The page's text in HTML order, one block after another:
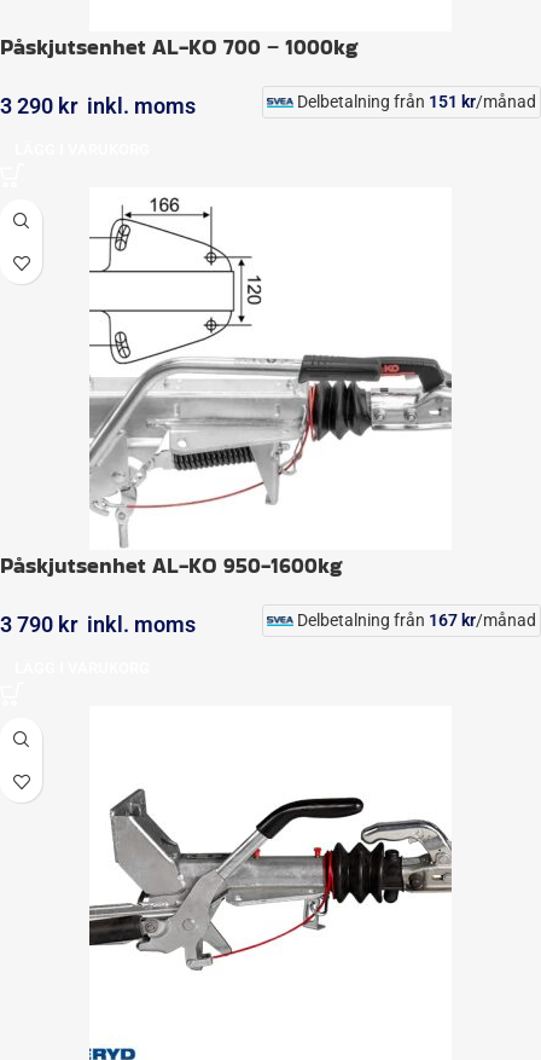
Påskjutsenhet AL-KO 700 – 1000kg
3 290 kr inkl. moms Delbetalning från 151 kr/månad
Påskjutsenhet AL-KO 950-1600kg
3 790 kr inkl. moms Delbetalning från 167 kr/månad